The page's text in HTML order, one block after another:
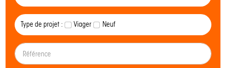
Type de projet : Viager Neuf